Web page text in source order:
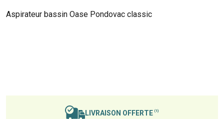
Aspirateur bassin Oase Pondovac classic
LIVRAISON OFFERTE (1)